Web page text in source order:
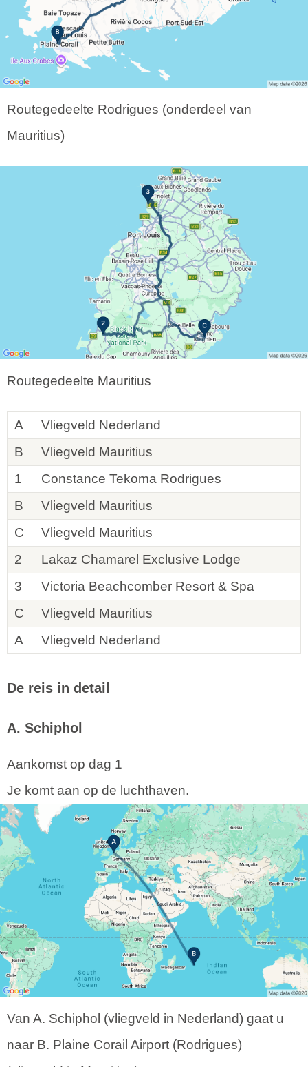
Routegedeelte Rodrigues (onderdeel van
Mauritius)
Routegedeelte Mauritius
A
Vliegveld Nederland
B
Vliegveld Mauritius
1
Constance Tekoma Rodrigues
B
Vliegveld Mauritius
C
Vliegveld Mauritius
2
Lakaz Chamarel Exclusive Lodge
3
Victoria Beachcomber Resort & Spa
C
Vliegveld Mauritius
A
Vliegveld Nederland
De reis in detail
A. Schiphol
Aankomst op dag 1
Je komt aan op de luchthaven.
Van A. Schiphol (vliegveld in Nederland) gaat u
naar B. Plaine Corail Airport (Rodrigues)